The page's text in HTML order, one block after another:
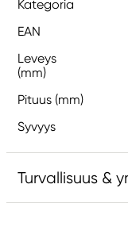
Kategoria
EAN
Leveys
(mm)
Pituus (mm)
Syvyys
Turvallisuus &